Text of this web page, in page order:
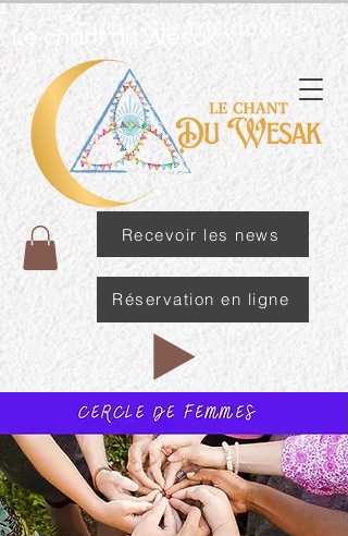
Le chant du Wesak
Recevoir les news
Praticiens résidents
Réservation en ligne